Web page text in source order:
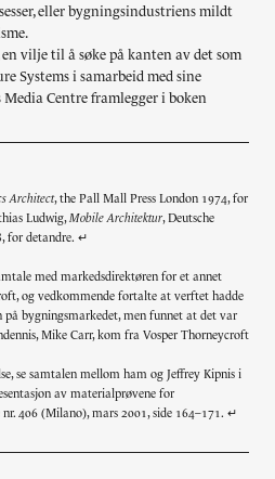
eller bygningsindustriens mildt
vilje til å søke på kanten av det som
Systems i samarbeid med sine
Centre framlegger i boken
Architect, the Pall Mall Press London 1974, for
Ludwig, Mobile Architektur, Deutsche
for detandre.
med markedsdirektøren for et annet
og vedkommende fortalte at verftet hadde
bygningsmarkedet, men funnet at det var
Mike Carr, kom fra Vosper Thorneycroft
se samtalen mellom ham og Jeffrey Kipnis i
av materialprøvene for
406 (Milano), mars 2001, side 164–171.